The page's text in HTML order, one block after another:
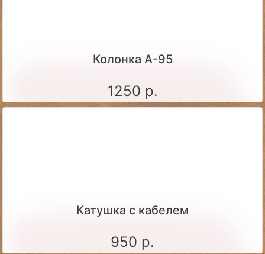
Колонка А-95
1250 р.
Катушка с кабелем
950 р.